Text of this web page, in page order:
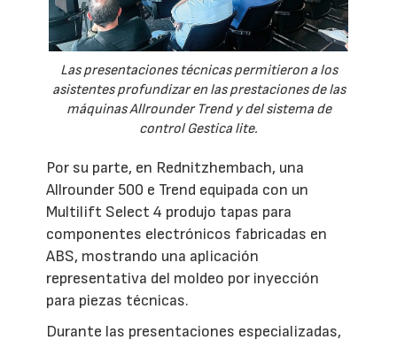
Las presentaciones técnicas permitieron a los
asistentes profundizar en las prestaciones de las
máquinas Allrounder Trend y del sistema de
control Gestica lite.
Por su parte, en Rednitzhembach, una
Allrounder 500 e Trend equipada con un
Multilift Select 4 produjo tapas para
componentes electrónicos fabricadas en
ABS, mostrando una aplicación
representativa del moldeo por inyección
para piezas técnicas.
Durante las presentaciones especializadas,